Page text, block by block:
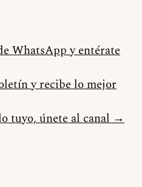
WhatsApp y entérate
y recibe lo mejor
tuyo, únete al canal →